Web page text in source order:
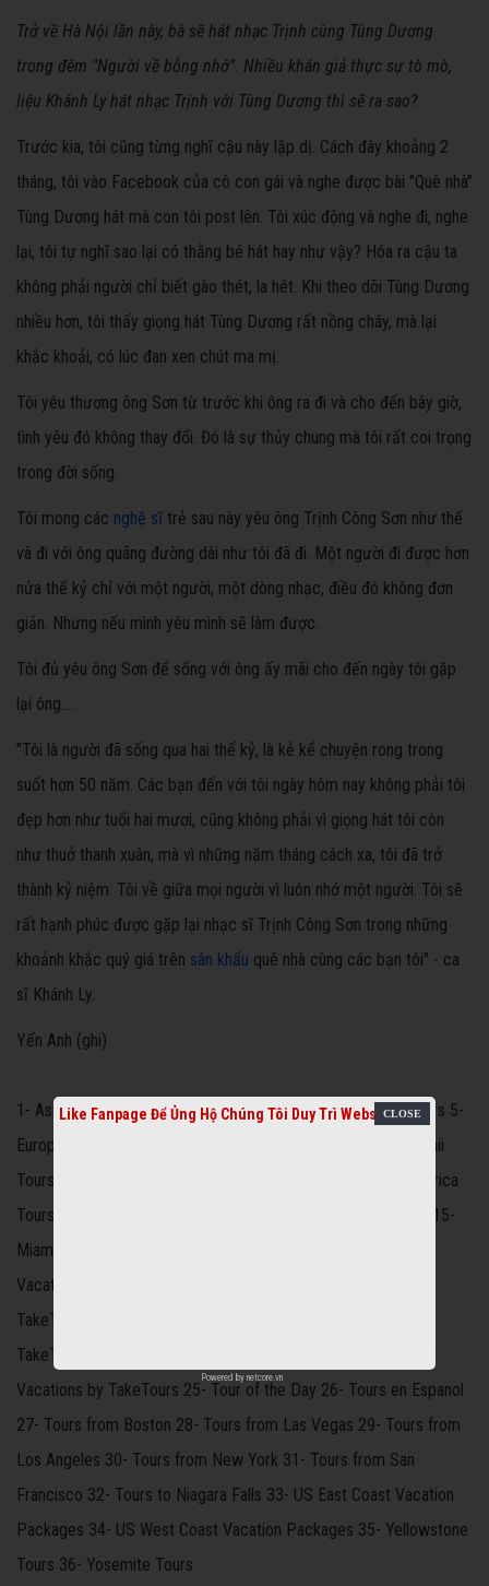
Trở về Hà Nội lần này, bà sẽ hát nhạc Trịnh cùng Tùng Dương
trong đêm "Người về bỗng nhớ". Nhiều khán giả thực sự tò mò,
liệu Khánh Ly hát nhạc Trịnh với Tùng Dương thì sẽ ra sao?
Trước kia, tôi cũng từng nghĩ cậu này lập dị. Cách đây khoảng 2
tháng, tôi vào Facebook của cô con gái và nghe được bài "Quê nhà"
Tùng Dương hát mà con tôi post lên. Tôi xúc động và nghe đi, nghe
lại, tôi tự nghĩ sao lại có thằng bé hát hay như vậy? Hóa ra cậu ta
không phải người chỉ biết gào thét, la hét. Khi theo dõi Tùng Dương
nhiều hơn, tôi thấy giọng hát Tùng Dương rất nồng cháy, mà lại
khắc khoải, có lúc đan xen chút ma mị.
Tôi yêu thương ông Sơn từ trước khi ông ra đi và cho đến bây giờ,
tình yêu đó không thay đổi. Đó là sự thủy chung mà tôi rất coi trọng
trong đời sống.
Tôi mong các nghệ sĩ trẻ sau này yêu ông Trịnh Công Sơn như thế
và đi với ông quãng đường dài như tôi đã đi. Một người đi được hơn
nửa thế kỷ chỉ với một người, một dòng nhạc, điều đó không đơn
giản. Nhưng nếu mình yêu mình sẽ làm được.
Tôi đủ yêu ông Sơn để sống với ông ấy mãi cho đến ngày tôi gặp
lại ông....
"Tôi là người đã sống qua hai thế kỷ, là kẻ kể chuyện rong trong
suốt hơn 50 năm. Các bạn đến với tôi ngày hôm nay không phải tôi
đẹp hơn như tuổi hai mươi, cũng không phải vì giọng hát tôi còn
như thuở thanh xuân, mà vì những năm tháng cách xa, tôi đã trở
thành kỷ niệm. Tôi về giữa mọi người vì luôn nhớ một người. Tôi sẽ
rất hạnh phúc được gặp lại nhạc sĩ Trịnh Công Sơn trong những
khoảnh khắc quý giá trên sân khấu quê nhà cùng các bạn tôi" - ca
sĩ Khánh Ly.
Yến Anh (ghi)
1- Asia Tours 2- Australia Tours 3- Canada Tours 4- China Tours 5-
Europe Tours 6- Florida Tours 7- Grand Canyon Tours 8- Hawaii
Tours and Vacations 9- Hotels 10- Israel Tours 11- Latin America
Tours 12- London Tours 13- London Tours 14- Mexico Tours 15-
Miami Tours and Vacations 16- Middle East Tours 17- Orlando
Vacation Packages 18- Paris Tours 19- Portugal Tours 20-
TakeTours Coupons 21- TakeTours Deals and Promotions 22-
TakeTours Home 23- TakeTours Shows 24- Top 10 Tours and
Vacations by TakeTours 25- Tour of the Day 26- Tours en Espanol
27- Tours from Boston 28- Tours from Las Vegas 29- Tours from
Los Angeles 30- Tours from New York 31- Tours from San
Francisco 32- Tours to Niagara Falls 33- US East Coast Vacation
Packages 34- US West Coast Vacation Packages 35- Yellowstone
Tours 36- Yosemite Tours
Like Fanpage Để Ủng Hộ Chúng Tôi Duy Trì Website
Powered by netcore.vn